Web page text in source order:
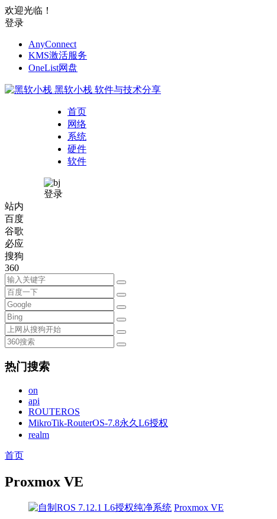
欢迎光临！
登录
AnyConnect
KMS激活服务
OneList网盘
黑软小栈 软件与技术分享
首页
网络
系统
硬件
软件
登录
站内
百度
谷歌
必应
搜狗
360
热门搜索
on
api
ROUTEROS
MikroTik-RouterOS-7.8永久L6授权
realm
首页
Proxmox VE
Proxmox VE